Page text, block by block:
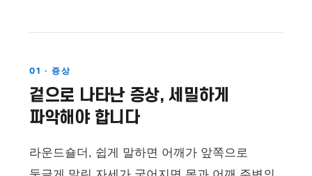
01 · 증상
겉으로 나타난 증상, 세밀하게
파악해야 합니다
라운드숄더, 쉽게 말하면 어깨가 앞쪽으로